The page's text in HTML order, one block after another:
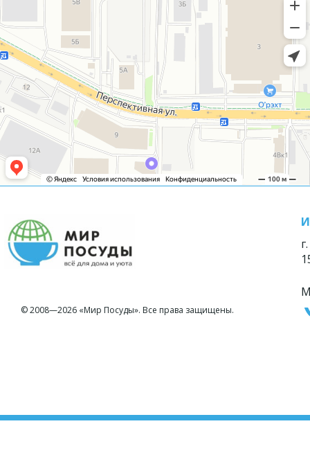
© 2008—2026 «Мир Посуды». Все права защищены.